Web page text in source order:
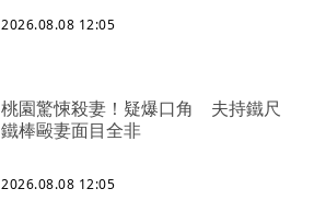
2026.08.08 12:05
桃園驚悚殺妻！疑爆口角 夫持鐵尺
鐵棒毆妻面目全非
2026.08.08 12:05